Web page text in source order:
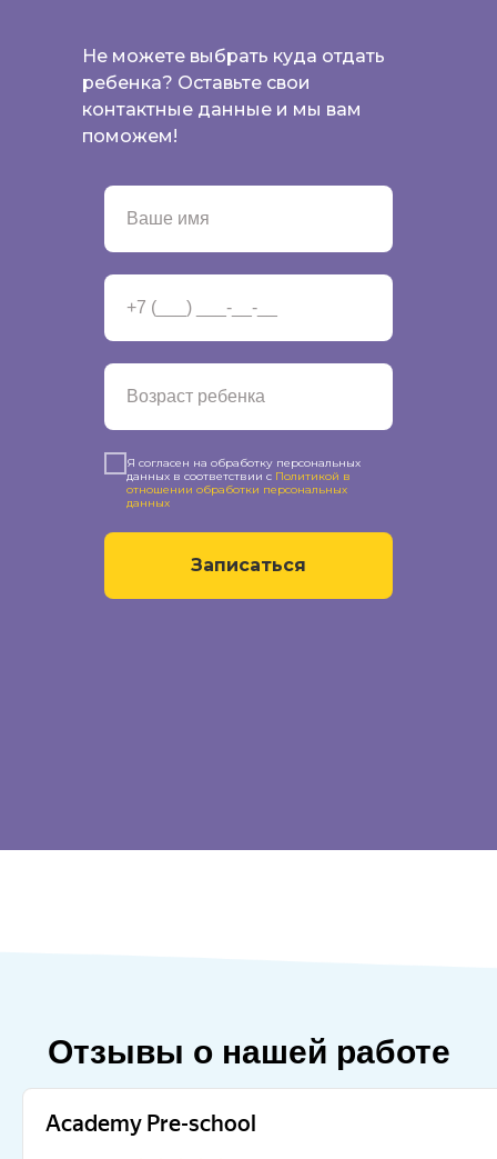
Я согласен на обработку персональных
данных в соответствии с Политикой в
отношении обработки персональных
данных
Записаться
Не можете выбрать куда отдать
ребенка? Оставьте свои
контактные данные и мы вам
поможем!
Отзывы о нашей работе